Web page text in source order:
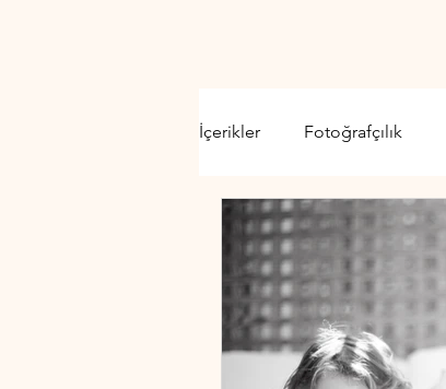
İçerikler Fotoğrafçılık
Video Kamera Lens